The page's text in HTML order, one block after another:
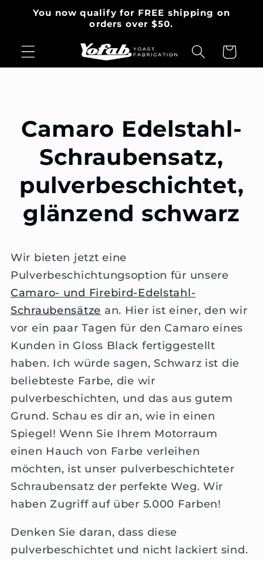
zum
You now qualify for FREE shipping on
orders over $50.
Warenkorb
Camaro Edelstahl-
Schraubensatz,
pulverbeschichtet,
glänzend schwarz
Wir bieten jetzt eine
Pulverbeschichtungsoption für unsere
Camaro- und Firebird-Edelstahl-
Schraubensätze an. Hier ist einer, den wir
vor ein paar Tagen für den Camaro eines
Kunden in Gloss Black fertiggestellt
haben. Ich würde sagen, Schwarz ist die
beliebteste Farbe, die wir
pulverbeschichten, und das aus gutem
Grund. Schau es dir an, wie in einen
Spiegel! Wenn Sie Ihrem Motorraum
einen Hauch von Farbe verleihen
möchten, ist unser pulverbeschichteter
Schraubensatz der perfekte Weg. Wir
haben Zugriff auf über 5.000 Farben!
Denken Sie daran, dass diese
pulverbeschichtet und nicht lackiert sind.